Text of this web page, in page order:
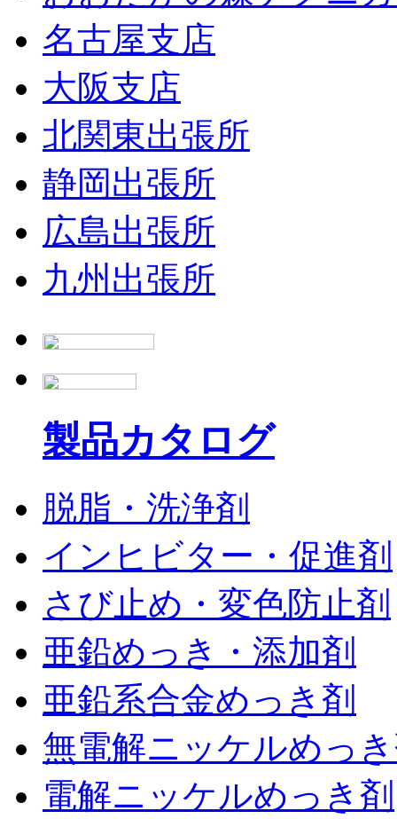
名古屋支店
大阪支店
北関東出張所
静岡出張所
広島出張所
九州出張所
製品カタログ
脱脂・洗浄剤
インヒビター・促進剤
さび止め・変色防止剤
亜鉛めっき・添加剤
亜鉛系合金めっき剤
無電解ニッケルめっ
電解ニッケルめっき剤